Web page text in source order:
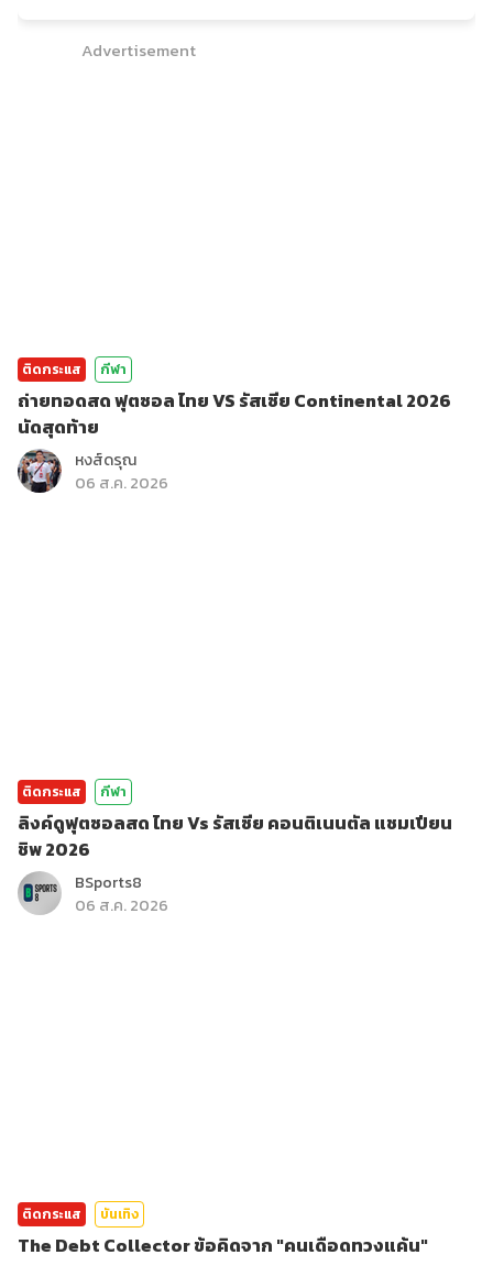
Advertisement
ติดกระแส กีฬา
ถ่ายทอดสด ฟุตซอล ไทย VS รัสเซีย Continental 2026
นัดสุดท้าย
หงส์ดรุณ
06 ส.ค. 2026
ติดกระแส กีฬา
ลิงค์ดูฟุตซอลสด ไทย Vs รัสเซีย คอนติเนนตัล แชมเปียน
ชิพ 2026
BSports8
06 ส.ค. 2026
ติดกระแส บันเทิง
The Debt Collector ข้อคิดจาก "คนเดือดทวงแค้น"